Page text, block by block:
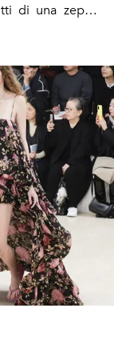
di una zeppa
di un mosaico